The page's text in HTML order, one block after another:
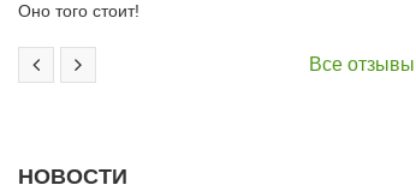
Оно того стоит!
Все отзывы
НОВОСТИ